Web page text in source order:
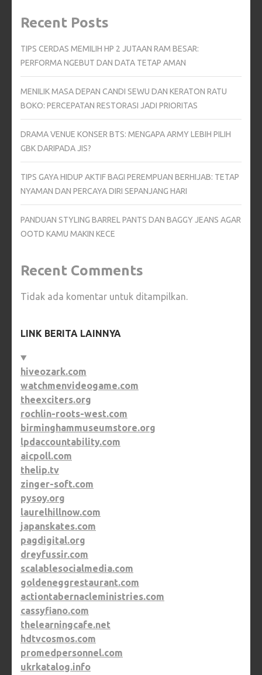
Recent Posts
TIPS CERDAS MEMILIH HP 2 JUTAAN RAM BESAR:
PERFORMA NGEBUT DAN DATA TETAP AMAN
MENILIK MASA DEPAN CANDI SEWU DAN KERATON RATU
BOKO: PERCEPATAN RESTORASI JADI PRIORITAS
DRAMA VENUE KONSER BTS: MENGAPA ARMY LEBIH PILIH
GBK DARIPADA JIS?
TIPS GAYA HIDUP AKTIF BAGI PEREMPUAN BERHIJAB: TETAP
NYAMAN DAN PERCAYA DIRI SEPANJANG HARI
PANDUAN STYLING BARREL PANTS DAN BAGGY JEANS AGAR
OOTD KAMU MAKIN KECE
Recent Comments
Tidak ada komentar untuk ditampilkan.
LINK BERITA LAINNYA
hiveozark.com
watchmenvideogame.com
theexciters.org
rochlin-roots-west.com
birminghammuseumstore.org
lpdaccountability.com
aicpoll.com
thelip.tv
zinger-soft.com
pysoy.org
laurelhillnow.com
japanskates.com
pagdigital.org
dreyfussir.com
scalablesocialmedia.com
goldeneggrestaurant.com
actiontabernacleministries.com
cassyfiano.com
thelearningcafe.net
hdtvcosmos.com
promedpersonnel.com
ukrkatalog.info